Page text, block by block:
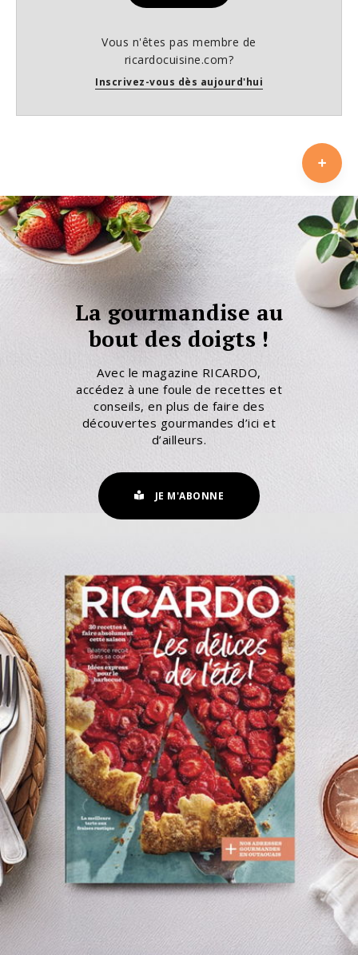
Vous n'êtes pas membre de
ricardocuisine.com?
Inscrivez-vous dès aujourd'hui
La gourmandise au
bout des doigts !
Avec le magazine RICARDO,
accédez à une foule de recettes et
conseils, en plus de faire des
découvertes gourmandes d’ici et
d’ailleurs.
JE M'ABONNE